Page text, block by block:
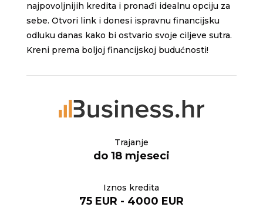
najpovoljnijih kredita i pronađi idealnu opciju za
sebe. Otvori link i donesi ispravnu financijsku
odluku danas kako bi ostvario svoje ciljeve sutra.
Kreni prema boljoj financijskoj budućnosti!
Trajanje
do 18 mjeseci
Iznos kredita
75 EUR - 4000 EUR